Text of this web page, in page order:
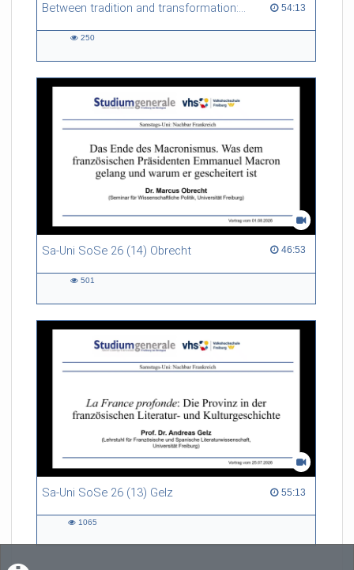
Between tradition and transformation: how owners, advisers and institutions co-create knowledge for resilient forests in Europe 54:13
54:13 duration
250
Sa-Uni SoSe 26 (14) Obrecht 46:53
46:53 duration
501
Sa-Uni SoSe 26 (13) Gelz 55:13
55:13 duration
1065